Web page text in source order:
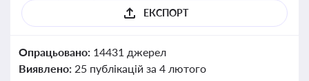
ЕКСПОРТ
Опрацьовано: 14431 джерел
Виявлено: 25 публікацій за 4 лютого